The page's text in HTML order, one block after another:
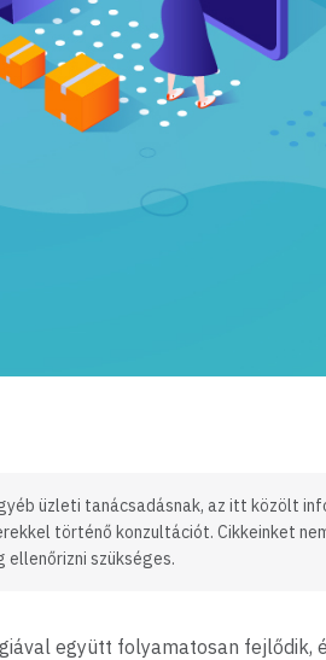
üzleti tanácsadásnak, az itt közölt
történő konzultációt. Cikkeinket
szükséges.
együtt folyamatosan fejlődik,